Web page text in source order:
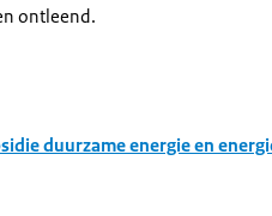
ontleend.
duurzame energie en